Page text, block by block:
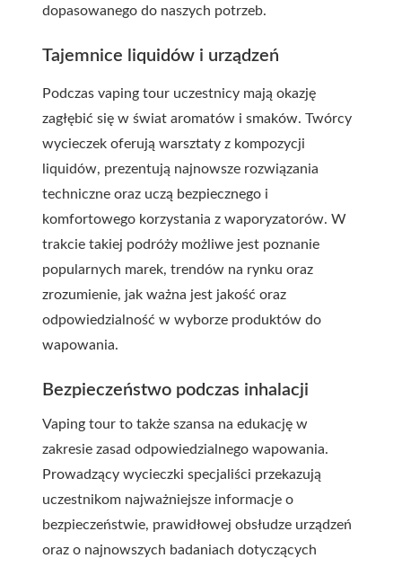
dopasowanego do naszych potrzeb.
Tajemnice liquidów i urządzeń
Podczas vaping tour uczestnicy mają okazję
zagłębić się w świat aromatów i smaków. Twórcy
wycieczek oferują warsztaty z kompozycji
liquidów, prezentują najnowsze rozwiązania
techniczne oraz uczą bezpiecznego i
komfortowego korzystania z waporyzatorów. W
trakcie takiej podróży możliwe jest poznanie
popularnych marek, trendów na rynku oraz
zrozumienie, jak ważna jest jakość oraz
odpowiedzialność w wyborze produktów do
wapowania.
Bezpieczeństwo podczas inhalacji
Vaping tour to także szansa na edukację w
zakresie zasad odpowiedzialnego wapowania.
Prowadzący wycieczki specjaliści przekazują
uczestnikom najważniejsze informacje o
bezpieczeństwie, prawidłowej obsłudze urządzeń
oraz o najnowszych badaniach dotyczących